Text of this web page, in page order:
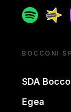
Spotify
BOCCONI
SDA
Egea